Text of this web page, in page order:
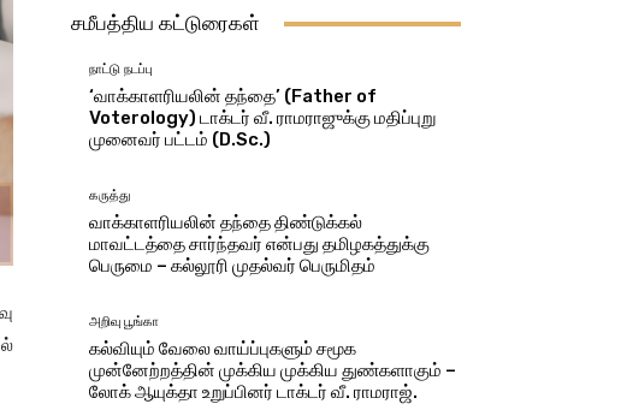
சமீபத்திய கட்டுரைகள்
நாட்டு நடப்பு
‘வாக்காளரியலின் தந்தை’ (Father of
Voterology) டாக்டர் வீ. ராமராஜுக்கு மதிப்புறு
முனைவர் பட்டம் (D.Sc.)
கருத்து
வாக்காளரியலின் தந்தை திண்டுக்கல்
மாவட்டத்தை சார்ந்தவர் என்பது தமிழகத்துக்கு
பெருமை – கல்லூரி முதல்வர் பெருமிதம்
அறிவு பூங்கா
கல்வியும் வேலை வாய்ப்புகளும் சமூக
முன்னேற்றத்தின் முக்கிய முக்கிய துண்களாகும் –
லோக் ஆயுக்தா உறுப்பினர் டாக்டர் வீ. ராமராஜ்.